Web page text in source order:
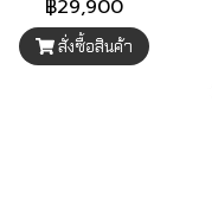
฿29,900
สั่งซื้อสินค้า